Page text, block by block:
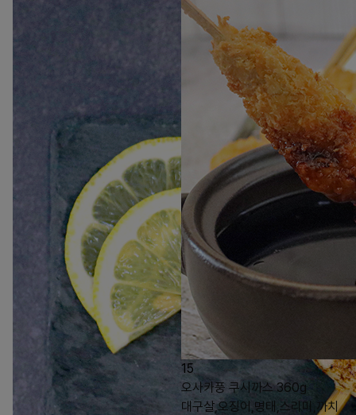
15
오사카풍 쿠시까스 360g
대구살,오징어,명태,스리미,까치